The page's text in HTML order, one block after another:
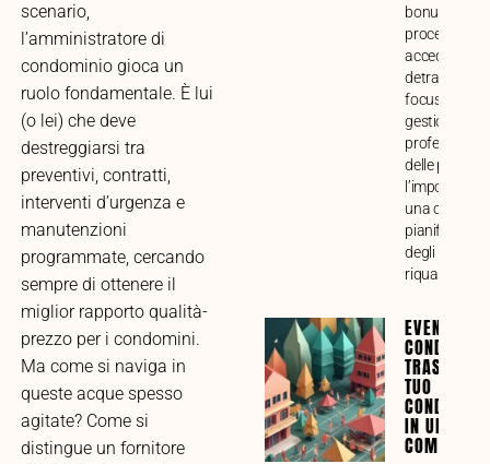
scenario,
l’amministratore di
condominio gioca un
ruolo fondamentale. È lui
(o lei) che deve
destreggiarsi tra
preventivi, contratti,
interventi d’urgenza e
manutenzioni
programmate, cercando
sempre di ottenere il
miglior rapporto qualità-
prezzo per i condomini.
Ma come si naviga in
queste acque spesso
agitate? Come si
distingue un fornitore
bonus,
procedure
accedere alle
detrazioni,
focus sulla
gestione
professionale
delle pratiche
l’importanza
una corretta
degli
EVENTI
TUO
IN UNA
COMUNITÀ